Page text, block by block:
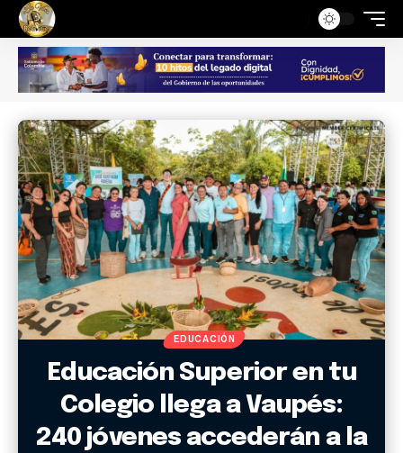
EDUCACIÓN
Educación Superior en tu
Colegio llega a Vaupés:
240 jóvenes accederán a la